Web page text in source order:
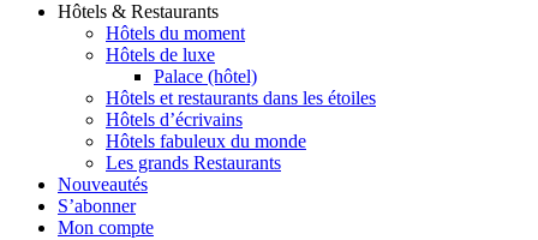
Hôtels & Restaurants
Hôtels du moment
Hôtels de luxe
Palace (hôtel)
Hôtels et restaurants dans les étoiles
Hôtels d’écrivains
Hôtels fabuleux du monde
Les grands Restaurants
Nouveautés
S’abonner
Mon compte